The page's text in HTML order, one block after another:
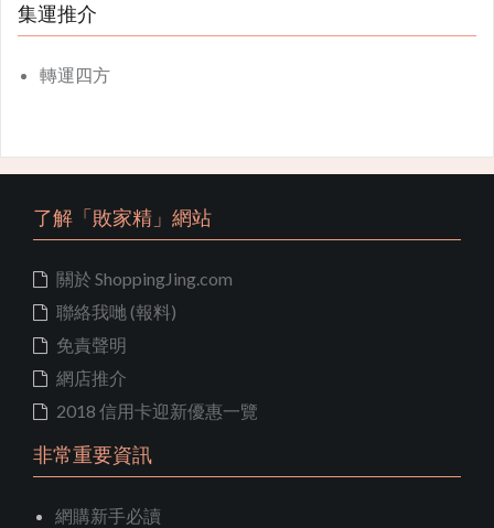
集運推介
轉運四方
了解「敗家精」網站
關於 ShoppingJing.com
聯絡我哋 (報料)
免責聲明
網店推介
2018 信用卡迎新優惠一覽
非常重要資訊
網購新手必讀